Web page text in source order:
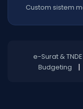
Custom sistem
e-Surat & TNDE
Budgeting
|